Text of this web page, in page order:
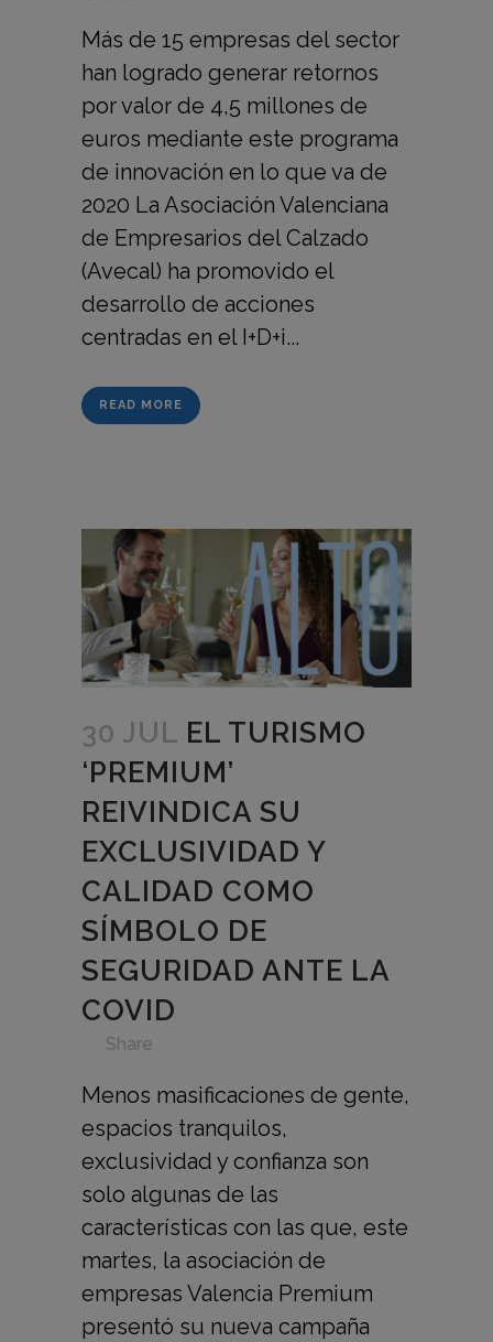
Más de 15 empresas del sector
han logrado generar retornos
por valor de 4,5 millones de
euros mediante este programa
de innovación en lo que va de
2020 La Asociación Valenciana
de Empresarios del Calzado
(Avecal) ha promovido el
desarrollo de acciones
centradas en el I+D+i...
READ MORE
30 JUL EL TURISMO
‘PREMIUM’
REIVINDICA SU
EXCLUSIVIDAD Y
CALIDAD COMO
SÍMBOLO DE
SEGURIDAD ANTE LA
COVID
Share
Menos masificaciones de gente,
espacios tranquilos,
exclusividad y confianza son
solo algunas de las
características con las que, este
martes, la asociación de
empresas Valencia Premium
presentó su nueva campaña